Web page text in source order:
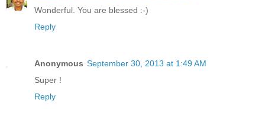
Wonderful. You are blessed :-)
Reply
Anonymous September 30, 2013 at 1:49 AM
Super !
Reply